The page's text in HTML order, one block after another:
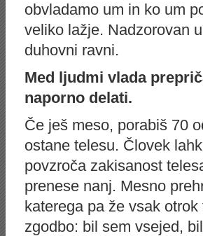
obvladamo um in ko um
veliko lažje. Nadzorovan
duhovni ravni.
Med ljudmi vlada
naporno delati.
Če ješ meso, porabiš 70
ostane telesu. Človek
povzroča zakisanost
prenese nanj. Mesno
katerega pa že vsak
zgodbo: bil sem vsejed,